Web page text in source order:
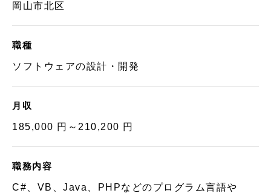
岡山市北区
職種
ソフトウェアの設計・開発
月収
185,000 円～210,200 円
職務内容
C#、VB、Java、PHPなどのプログラム言語や